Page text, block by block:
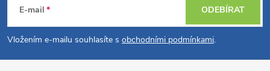
p
E-mail
Vložením e-mailu souhlasíte s obchodními podmínkami.
ODEBÍRAT